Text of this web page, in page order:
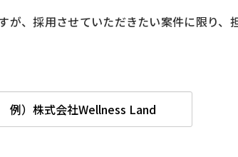
、採用させていただきたい案件に限り、